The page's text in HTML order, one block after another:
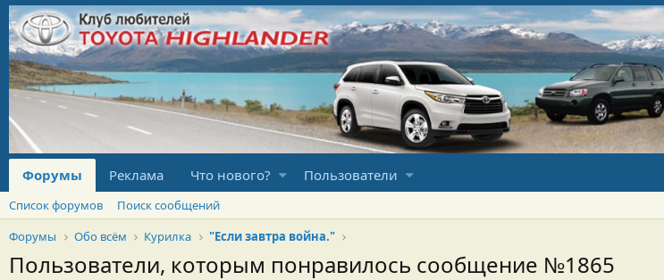
Форумы Реклама Что нового? Пользователи
Список форумов
Поиск сообщений
Форумы
Обо всём Курилка "Если завтра война."
Пользователи, которым понравилось сообщение №1865